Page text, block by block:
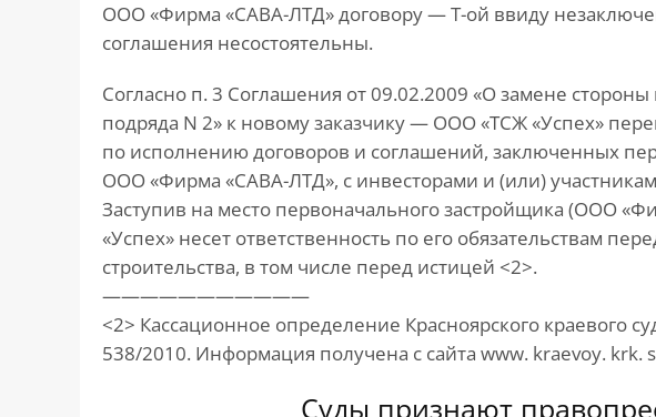
ООО «Фирма «САВА-ЛТД» договору — Т-ой ввиду
соглашения несостоятельны.
Согласно п. 3 Соглашения от 09.02.2009 «О замене стороны
подряда N 2» к новому заказчику — ООО «ТСЖ «Успех»
по исполнению договоров и соглашений, заключенных
ООО «Фирма «САВА-ЛТД», с инвесторами и (или)
Заступив на место первоначального застройщика (ООО
«Успех» несет ответственность по его обязательствам
строительства, в том числе перед истицей <2>.
———————————
<2> Кассационное определение Красноярского краевого
538/2010. Информация получена с сайта www. kraevoy. krk.
Суды признают